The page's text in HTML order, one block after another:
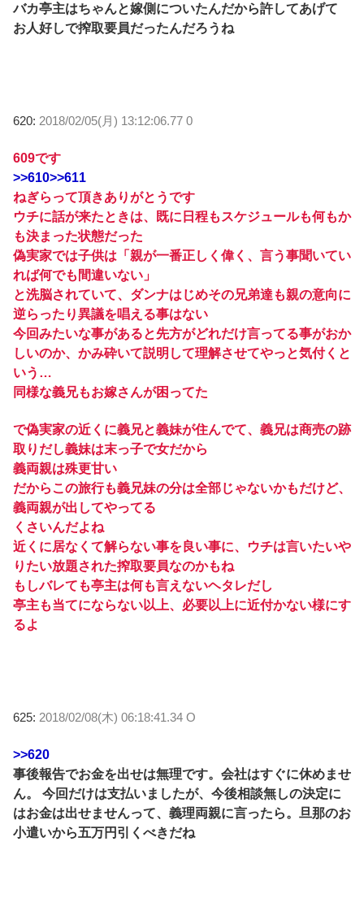
バカ亭主はちゃんと嫁側についたんだから許してあげて
お人好しで搾取要員だったんだろうね
620: 2018/02/05(月) 13:12:06.77 0
609です
>>610>>611
ねぎらって頂きありがとうです
ウチに話が来たときは、既に日程もスケジュールも何もか
も決まった状態だった
偽実家では子供は「親が一番正しく偉く、言う事聞いてい
れば何でも間違いない」
と洗脳されていて、ダンナはじめその兄弟達も親の意向に
逆らったり異議を唱える事はない
今回みたいな事があると先方がどれだけ言ってる事がおか
しいのか、かみ砕いて説明して理解させてやっと気付くと
いう…
同様な義兄もお嫁さんが困ってた
で偽実家の近くに義兄と義妹が住んでて、義兄は商売の跡
取りだし義妹は末っ子で女だから
義両親は殊更甘い
だからこの旅行も義兄妹の分は全部じゃないかもだけど、
義両親が出してやってる
くさいんだよね
近くに居なくて解らない事を良い事に、ウチは言いたいや
りたい放題された搾取要員なのかもね
もしバレても亭主は何も言えないヘタレだし
亭主も当てにならない以上、必要以上に近付かない様にす
るよ
625: 2018/02/08(木) 06:18:41.34 O
>>620
事後報告でお金を出せは無理です。会社はすぐに休めませ
ん。 今回だけは支払いましたが、今後相談無しの決定に
はお金は出せませんって、義理両親に言ったら。旦那のお
小遣いから五万円引くべきだね